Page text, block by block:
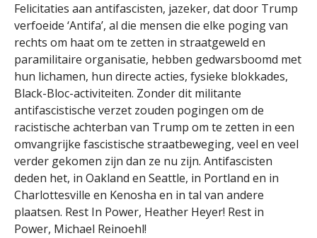
Felicitaties aan antifascisten, jazeker, dat door Trump
verfoeide ‘Antifa’, al die mensen die elke poging van
rechts om haat om te zetten in straatgeweld en
paramilitaire organisatie, hebben gedwarsboomd met
hun lichamen, hun directe acties, fysieke blokkades,
Black-Bloc-activiteiten. Zonder dit militante
antifascistische verzet zouden pogingen om de
racistische achterban van Trump om te zetten in een
omvangrijke fascistische straatbeweging, veel en veel
verder gekomen zijn dan ze nu zijn. Antifascisten
deden het, in Oakland en Seattle, in Portland en in
Charlottesville en Kenosha en in tal van andere
plaatsen. Rest In Power, Heather Heyer! Rest in
Power, Michael Reinoehl!